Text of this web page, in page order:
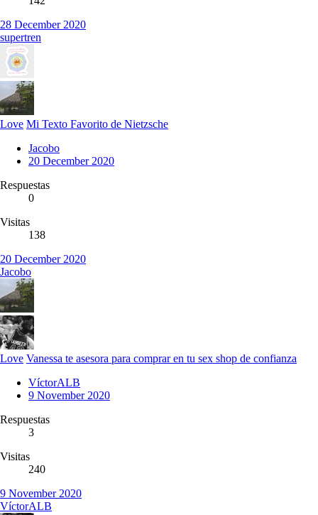
28 December 2020
supertren
Love Mi Texto Favorito de Nietzsche
Jacobo
20 December 2020
Respuestas
0
Visitas
138
20 December 2020
Jacobo
Love Vanessa te asesora para comprar en tu sex shop de confianza
VíctorALB
9 November 2020
Respuestas
3
Visitas
240
9 November 2020
VíctorALB